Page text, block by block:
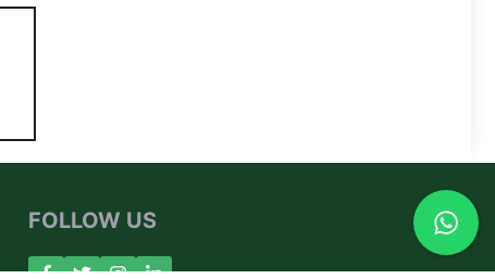
FOLLOW US